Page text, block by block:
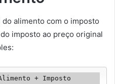
alimento com o imposto
imposto ao preço original
+ Imposto